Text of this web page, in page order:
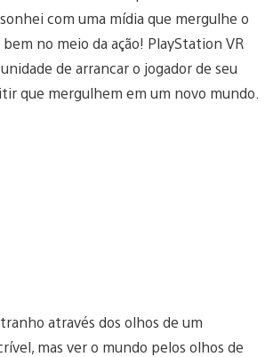
com uma mídia que mergulhe o
no meio da ação! PlayStation VR
de arrancar o jogador de seu
que mergulhem em um novo mundo.
através dos olhos de um
mas ver o mundo pelos olhos de